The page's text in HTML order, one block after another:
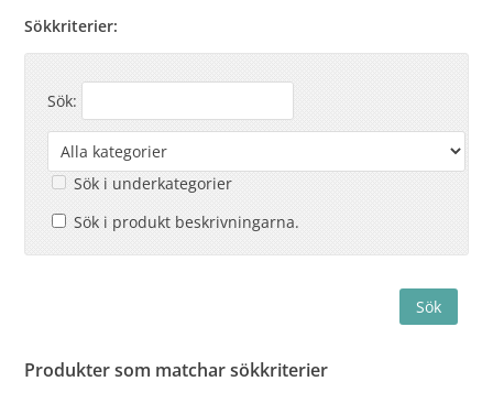
Sökkriterier:
Sök:
Sök i underkategorier
Sök i produkt beskrivningarna.
Produkter som matchar sökkriterier